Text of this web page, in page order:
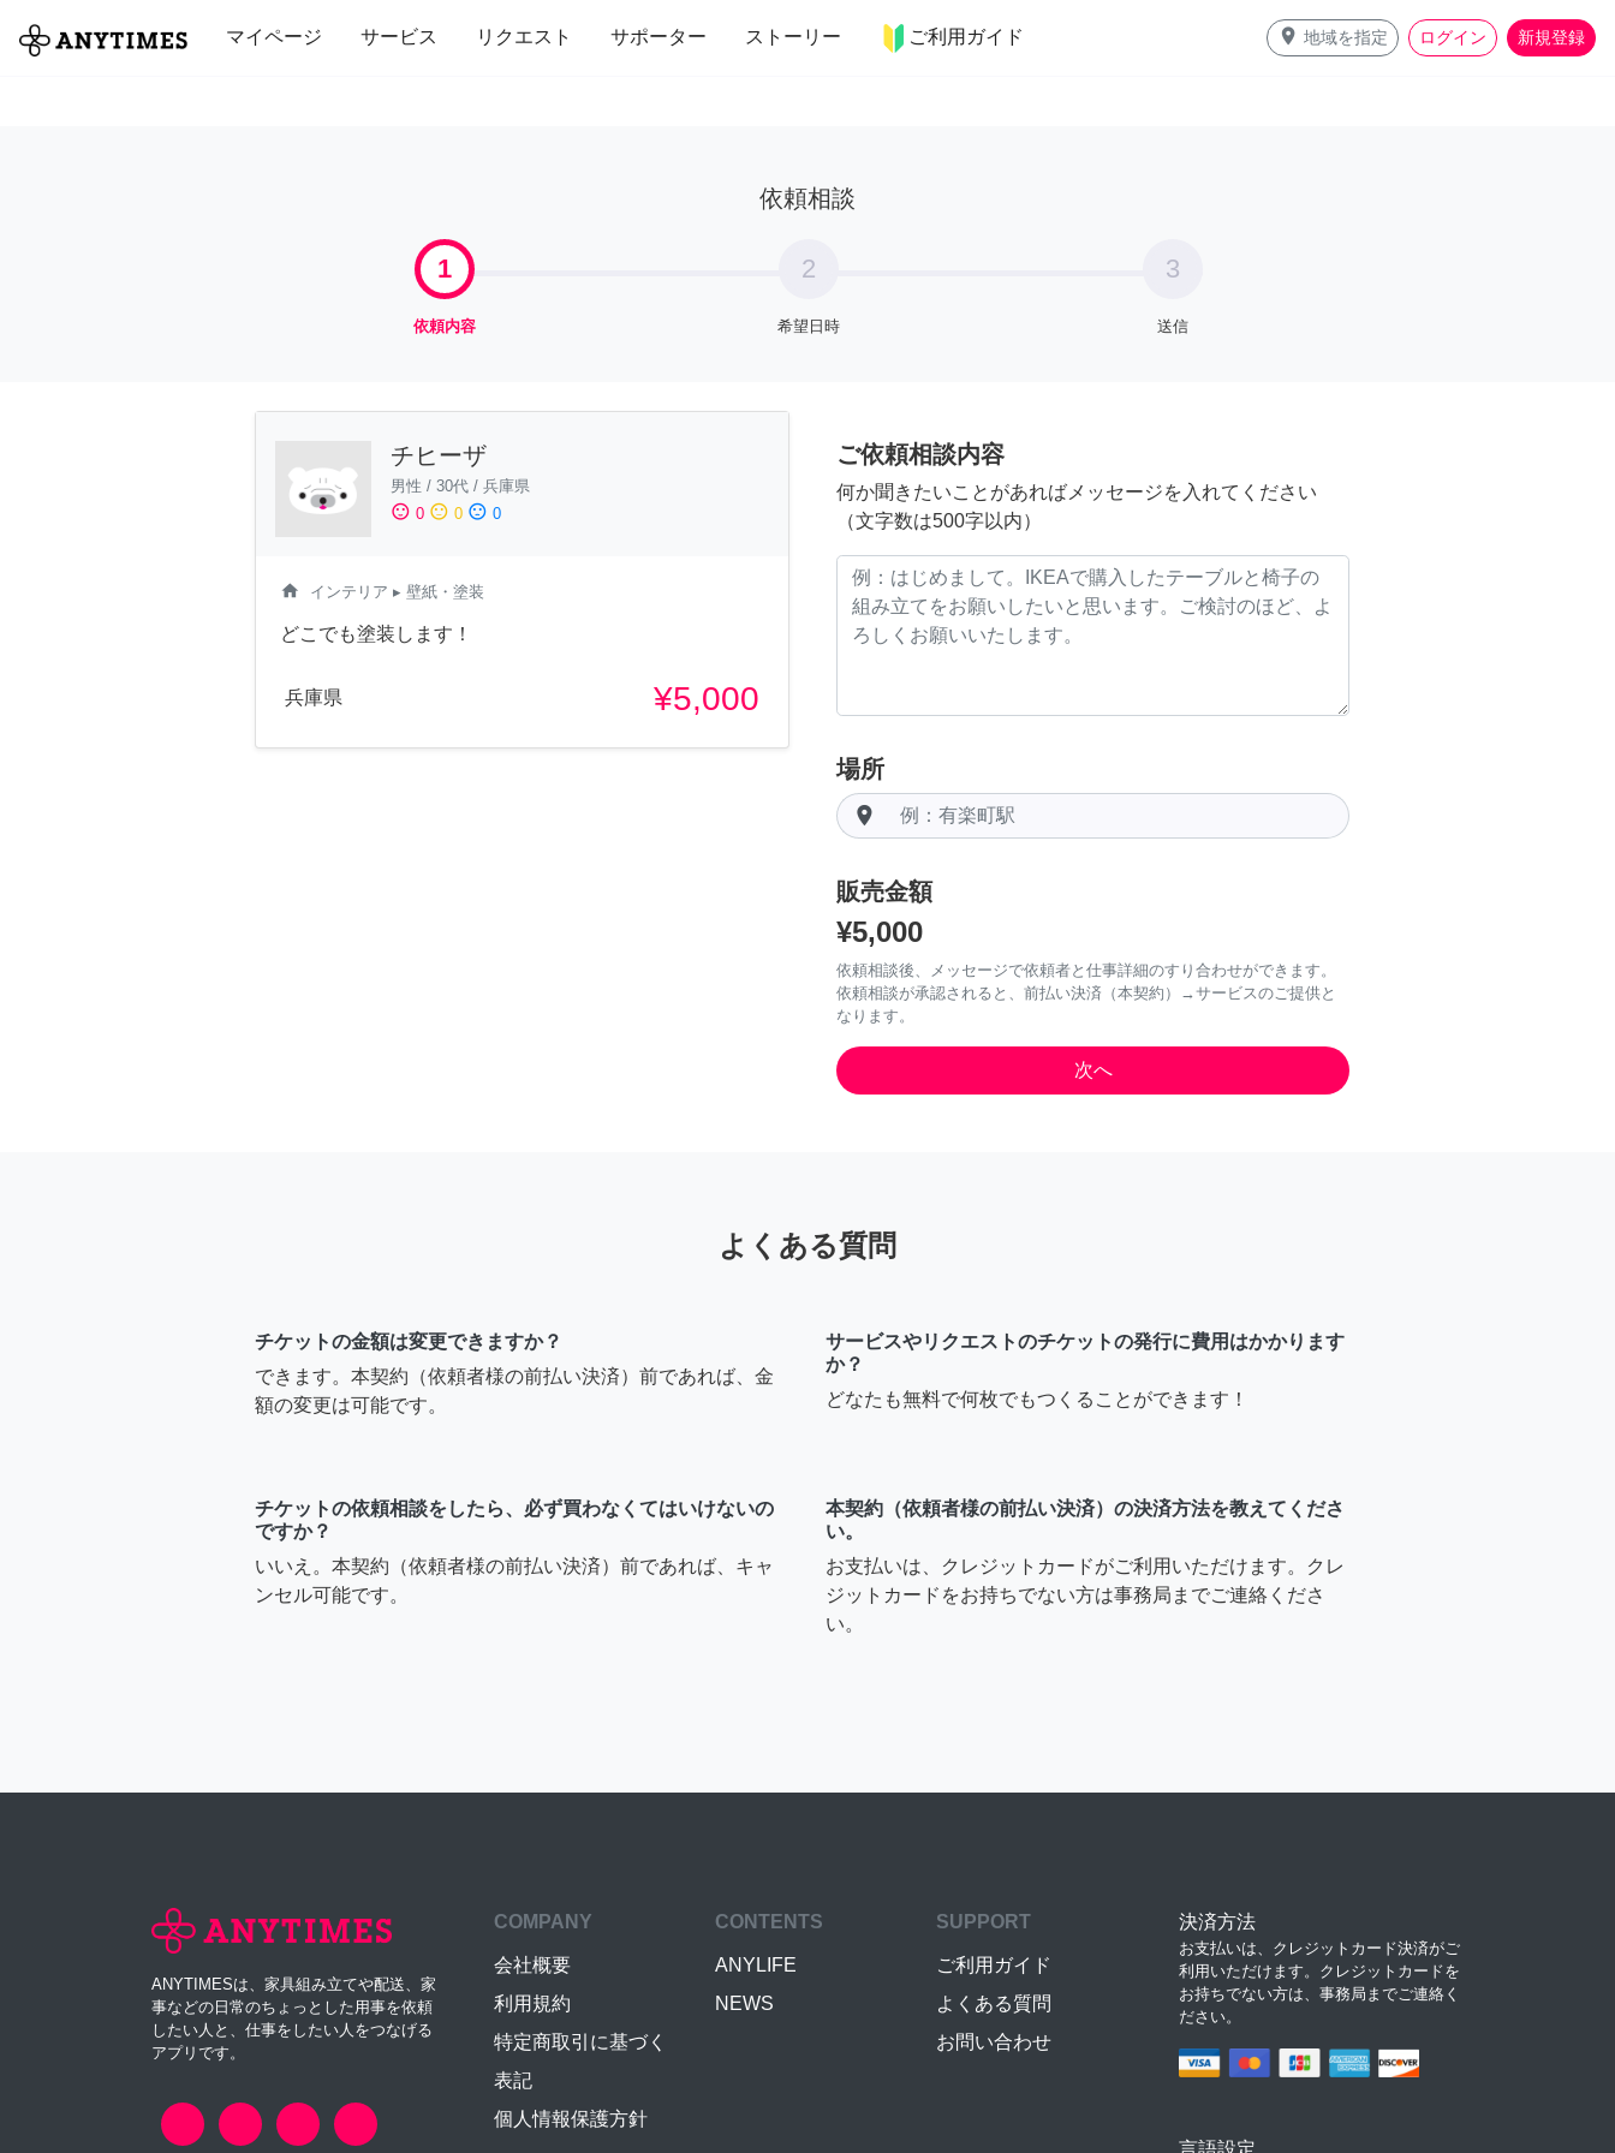
マイページ サービス リクエスト サポーター ストーリー ご利用ガイド place 地域を指定 ログイン 新規登録
全て 修理・組立 家事 引っ越し インテリア 趣味・習い事 ペット 料理
依頼相談
1
依頼内容
2
希望日時
3
送信
チヒーザ
男性 / 30代 / 兵庫県
sentiment_satisfied 0 sentiment_neutral 0 sentiment_dissatisfied 0
home インテリア ▸ 壁紙・塗装
どこでも塗装します！
兵庫県 ¥5,000
ご依頼相談内容
何か聞きたいことがあればメッセージを入れてください
（文字数は500字以内）
場所
room
販売金額
¥5,000
依頼相談後、メッセージで依頼者と仕事詳細のすり合わせができます。
依頼相談が承認されると、前払い決済（本契約）→サービスのご提供と
なります。
よくある質問
チケットの金額は変更できますか？
できます。本契約（依頼者様の前払い決済）前であれば、金
額の変更は可能です。
サービスやリクエストのチケットの発行に費用はかかります
か？
どなたも無料で何枚でもつくることができます！
チケットの依頼相談をしたら、必ず買わなくてはいけないの
ですか？
いいえ。本契約（依頼者様の前払い決済）前であれば、キャ
ンセル可能です。
本契約（依頼者様の前払い決済）の決済方法を教えてくださ
い。
お支払いは、クレジットカードがご利用いただけます。クレ
ジットカードをお持ちでない方は事務局までご連絡くださ
い。
ANYTIMESは、家具組み立てや配送、家
事などの日常のちょっとした用事を依頼
したい人と、仕事をしたい人をつなげる
アプリです。
COMPANY
会社概要
利用規約
特定商取引に基づく
表記
個人情報保護方針
CONTENTS
ANYLIFE
NEWS
SUPPORT
ご利用ガイド
よくある質問
お問い合わせ
決済方法
お支払いは、クレジットカード決済がご
利用いただけます。クレジットカードを
お持ちでない方は、事務局までご連絡く
ださい。
言語設定